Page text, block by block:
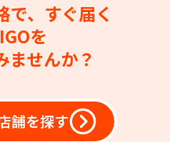
で、すぐ届く
を
ませんか？
舗を探す